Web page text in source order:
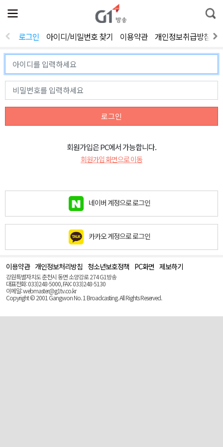
전
체
뉴
열
통
합
색
로그인 아이디/비밀번호 찾기 이용약관 개인정보취급방침
로그인
회원가입은 PC에서 가능합니다.
회원가입 화면으로 이동
네이버 계정으로 로그인
카카오 계정으로 로그인
이용약관 개인정보처리방침 청소년보호정책 PC화면 제보하기
강원특별자치도 춘천시 동면 소양강로 274 G1방송
대표전화: 033)248-5000, FAX: 033)248-5130
이메일: webmaster@g1tv.co.kr
Copyright © 2001 Gangwon No. 1 Broadcasting. All Rights Reserved.